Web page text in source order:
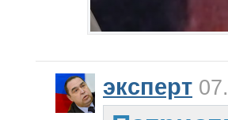
эксперт